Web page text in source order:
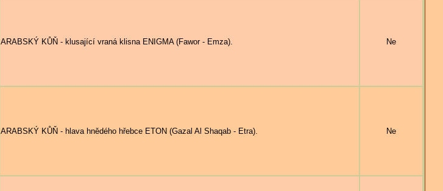
ARABSKÝ KŮŇ - klusající vraná klisna ENIGMA (Fawor - Emza). Ne
ARABSKÝ KŮŇ - hlava hnědého hřebce ETON (Gazal Al Shaqab - Etra). Ne